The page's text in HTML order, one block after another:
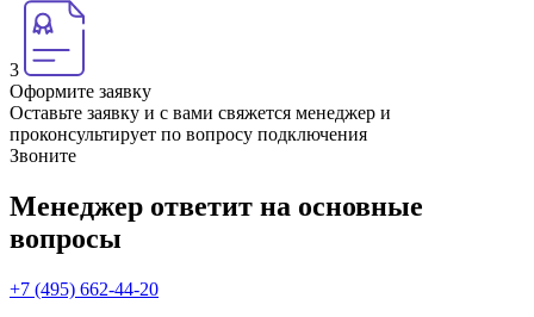
3
Оформите заявку
Оставьте заявку и с вами свяжется менеджер и
проконсультирует по вопросу подключения
Звоните
Менеджер ответит на основные
вопросы
+7 (495) 662-44-20